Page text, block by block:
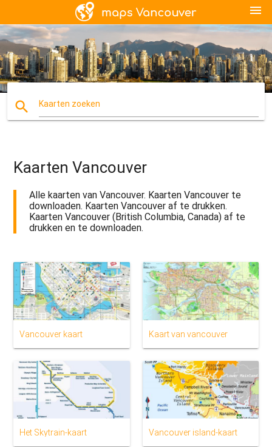
menu
search Kaarten zoeken
Kaarten Vancouver
Alle kaarten van Vancouver. Kaarten Vancouver te
downloaden. Kaarten Vancouver af te drukken.
Kaarten Vancouver (British Columbia, Canada) af te
drukken en te downloaden.
Vancouver kaart Kaart van vancouver
Het Skytrain-kaart Vancouver island-kaart